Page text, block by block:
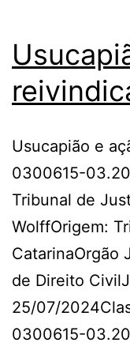
Usucapião e
0300615-
Tribunal de
WolffOrigem:
CatarinaOrgão
de Direito
25/07/
0300615-